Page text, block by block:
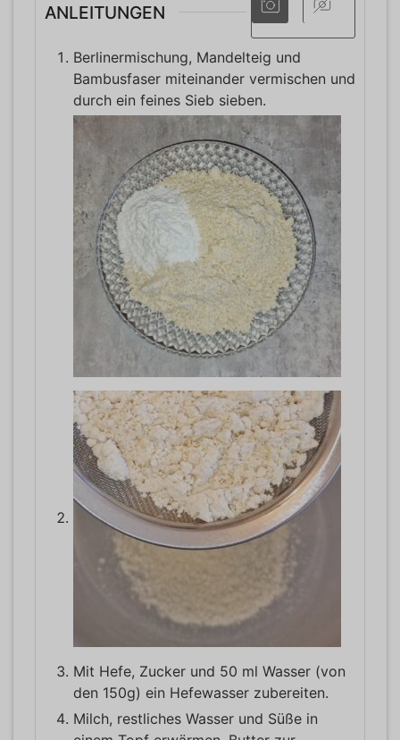
ANLEITUNGEN
Berlinermischung, Mandelteig und
Bambusfaser miteinander vermischen und
durch ein feines Sieb sieben.
Mit Hefe, Zucker und 50 ml Wasser (von
den 150g) ein Hefewasser zubereiten.
Milch, restliches Wasser und Süße in